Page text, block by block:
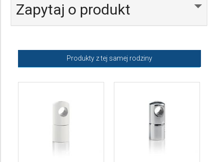
Zapytaj o produkt
Produkty z tej samej rodziny